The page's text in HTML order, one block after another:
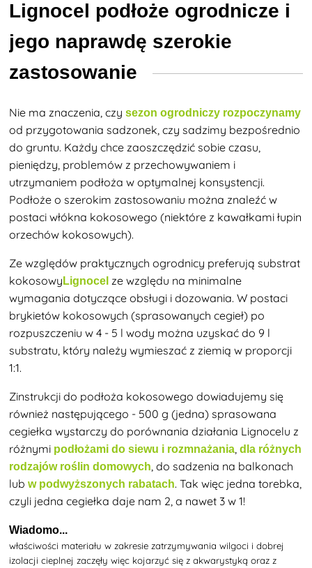
Lignocel podłoże ogrodnicze i
jego naprawdę szerokie
zastosowanie
Nie ma znaczenia, czysezon ogrodniczy rozpoczynamy
od przygotowania sadzonek, czy sadzimy bezpośrednio
do gruntu. Każdy chce zaoszczędzić sobie czasu,
pieniędzy, problemów z przechowywaniem i
utrzymaniem podłoża w optymalnej konsystencji.
Podłoże o szerokim zastosowaniu można znaleźć w
postaci włókna kokosowego (niektóre z kawałkami łupin
orzechów kokosowych).
Ze względów praktycznych ogrodnicy preferująsubstrat
kokosowy Lignocel ze względu na minimalne
wymagania dotyczące obsługi i dozowania. W postaci
brykietów kokosowych (sprasowanych cegieł) po
rozpuszczeniu w 4 - 5 l wody można uzyskać do 9 l
substratu, który należy wymieszać z ziemią w proporcji
1:1.
Zinstrukcji do podłoża kokosowego dowiadujemy się
również następującego - 500 g (jedna) sprasowana
cegiełka wystarczy do porównania działania Lignocelu z
różnymi podłożami do siewu i rozmnażania ,dla różnych
rodzajów roślin domowych , do sadzenia na balkonach
lubw podwyższonych rabatach. Tak więc jedna torebka,
czyli jedna cegiełka daje nam 2, a nawet 3 w 1!
Wiadomo...
właściwości materiału w zakresie zatrzymywania wilgoci i dobrej
izolacji cieplnej zaczęły więc kojarzyć się z akwarystyką oraz z